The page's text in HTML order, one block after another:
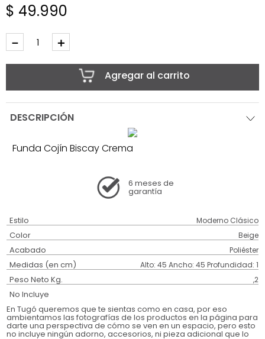
$ 49.990
＋
－
Agregar al carrito
DESCRIPCIÓN
Funda Cojín Biscay Crema
6 meses de
garantía
Estilo Moderno Clásico
Color Beige
Acabado Poliéster
Medidas (en cm) Alto: 45 Ancho: 45 Profundidad: 1
Peso Neto Kg. ,2
No Incluye
En Tugó queremos que te sientas como en casa, por eso
ambientamos las fotografías de los productos en la página para
darte una perspectiva de cómo se ven en un espacio, pero esto
no incluye ningún adorno, accesorios, ni pieza adicional que lo